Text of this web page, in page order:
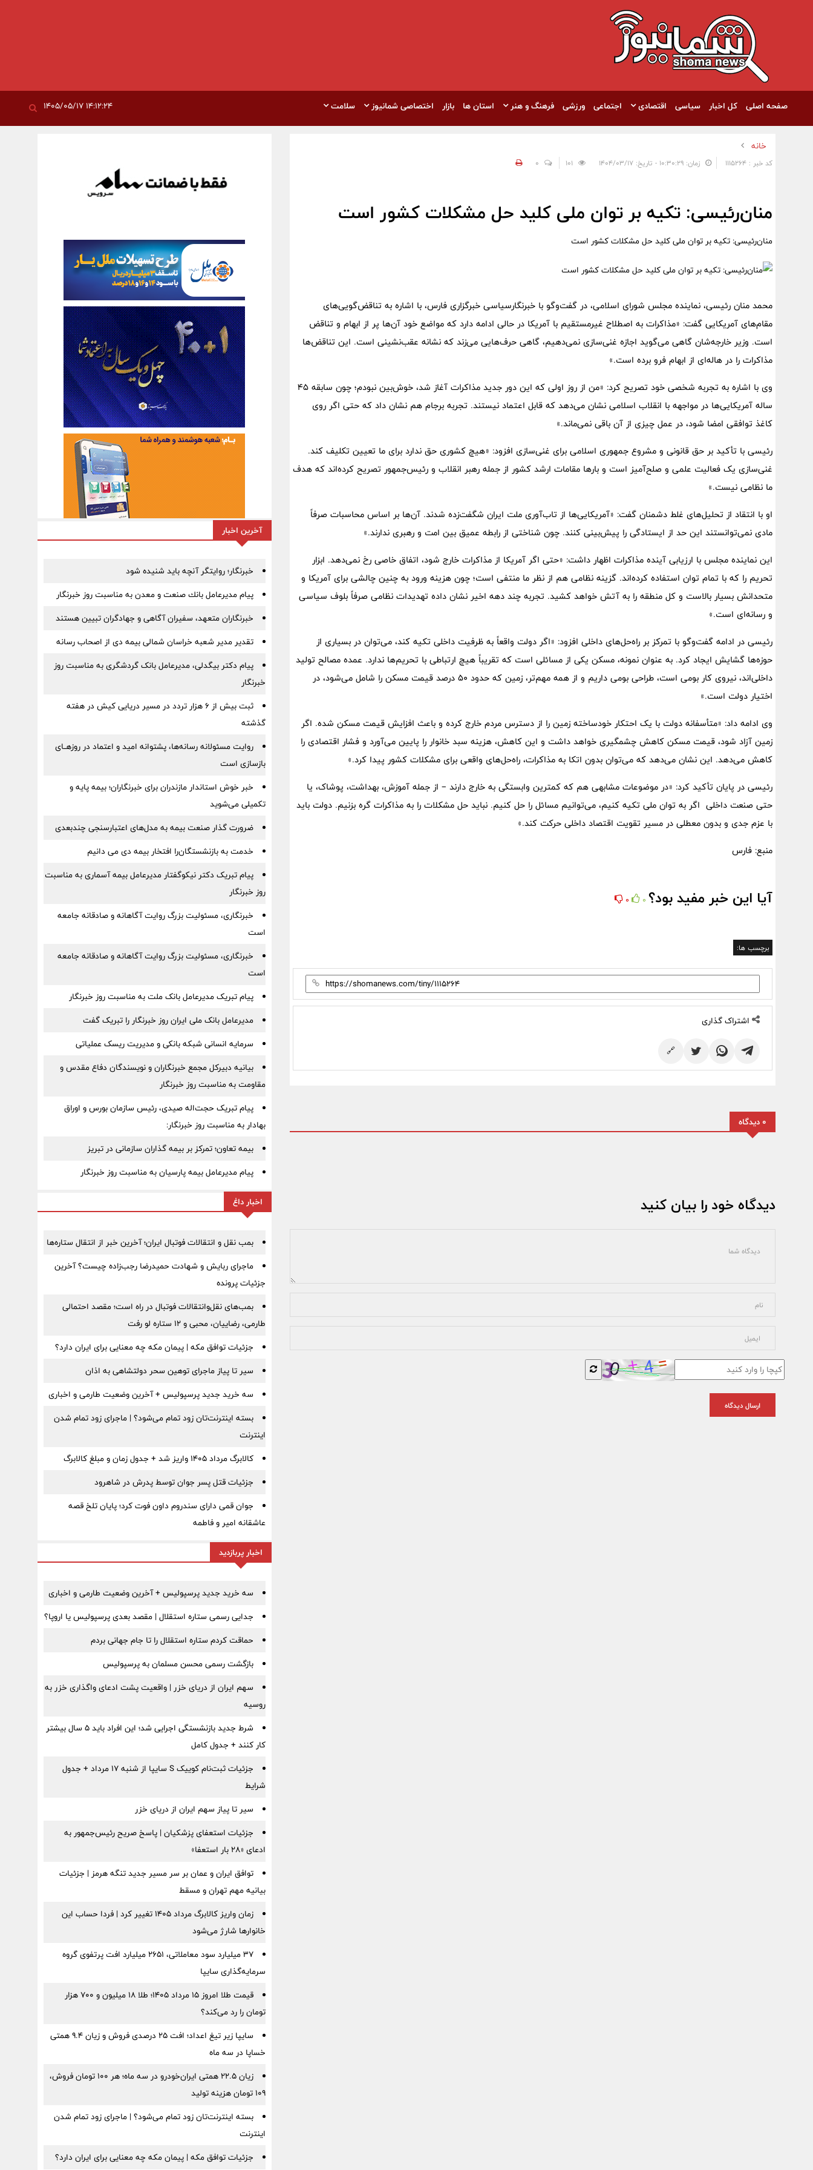
صفحه اصلی کل اخبار سیاسی اقتصادی اجتماعی ورزشی فرهنگ و هنر استان ها بازار اختصاصی شمانیوز سلامت
خانه
کد خبر : 1115264 زمان: ۱۰:۳۰:۲۹ - تاریخ: ۱۴۰۴/۰۳/۱۷ 0
منان‌رئیسی: تکیه بر توان ملی کلید حل مشکلات کشور است
منان‌رئیسی: تکیه بر توان ملی کلید حل مشکلات کشور است
محمد منان رئیسی، نماینده مجلس شورای اسلامی، در گفت‌وگو با خبرنگارسیاسی خبرگزاری فارس، با اشاره به تناقض‌گویی‌های
مقام‌های آمریکایی گفت: «مذاکرات به اصطلاح غیرمستقیم با آمریکا در حالی ادامه دارد که مواضع خود آن‌ها پر از ابهام و تناقض
است. وزیر خارجه‌شان گاهی می‌گوید اجازه غنی‌سازی نمی‌دهیم، گاهی حرف‌هایی می‌زند که نشانه عقب‌نشینی است. این تناقض‌ها
مذاکرات را در هاله‌ای از ابهام فرو برده است.»
وی با اشاره به تجربه شخصی خود تصریح کرد: «من از روز اولی که این دور جدید مذاکرات آغاز شد، خوش‌بین نبودم؛ چون سابقه ۴۵
ساله آمریکایی‌ها در مواجهه با انقلاب اسلامی نشان می‌دهد که قابل اعتماد نیستند. تجربه برجام هم نشان داد که حتی اگر روی
کاغذ توافقی امضا شود، در عمل چیزی از آن باقی نمی‌ماند.»
رئیسی با تأکید بر حق قانونی و مشروع جمهوری اسلامی برای غنی‌سازی افزود: «هیچ کشوری حق ندارد برای ما تعیین تکلیف کند.
غنی‌سازی یک فعالیت علمی و صلح‌آمیز است و بارها مقامات ارشد کشور از جمله رهبر انقلاب و رئیس‌جمهور تصریح کرده‌اند که هدف
ما نظامی نیست.»
او با انتقاد از تحلیل‌های غلط دشمنان گفت: «آمریکایی‌ها از تاب‌آوری ملت ایران شگفت‌زده شدند. آن‌ها بر اساس محاسبات صرفاً
مادی نمی‌توانستند این حد از ایستادگی را پیش‌بینی کنند. چون شناختی از رابطه عمیق بین امت و رهبری ندارند.»
این نماینده مجلس با ارزیابی آینده مذاکرات اظهار داشت: «حتی اگر آمریکا از مذاکرات خارج شود، اتفاق خاصی رخ نمی‌دهد. ابزار
تحریم را که با تمام توان استفاده کرده‌اند. گزینه نظامی هم از نظر ما منتفی است؛ چون هزینه ورود به چنین چالشی برای آمریکا و
متحدانش بسیار بالاست و کل منطقه را به آتش خواهد کشید. تجربه چند دهه اخیر نشان داده تهدیدات نظامی صرفاً بلوف سیاسی
و رسانه‌ای است.»
رئیسی در ادامه گفت‌وگو با تمرکز بر راه‌حل‌های داخلی افزود: «اگر دولت واقعاً به ظرفیت داخلی تکیه کند، می‌توان در بسیاری از
حوزه‌ها گشایش ایجاد کرد. به عنوان نمونه، مسکن یکی از مسائلی است که تقریباً هیچ ارتباطی با تحریم‌ها ندارد. عمده مصالح تولید
داخلی‌اند، نیروی کار بومی است، طراحی بومی داریم و از همه مهم‌تر، زمین که حدود ۵۰ درصد قیمت مسکن را شامل می‌شود، در
اختیار دولت است.»
وی ادامه داد: «متأسفانه دولت با یک احتکار خودساخته زمین را از دسترس مردم خارج کرده و باعث افزایش قیمت مسکن شده. اگر
زمین آزاد شود، قیمت مسکن کاهش چشمگیری خواهد داشت و این کاهش، هزینه سبد خانوار را پایین می‌آورد و فشار اقتصادی را
کاهش می‌دهد. این نشان می‌دهد که می‌توان بدون اتکا به مذاکرات، راه‌حل‌های واقعی برای مشکلات کشور پیدا کرد.»
رئیسی در پایان تأکید کرد: «در موضوعات مشابهی هم که کمترین وابستگی به خارج دارند – از جمله آموزش، بهداشت، پوشاک، یا
حتی صنعت داخلی اگر به توان ملی تکیه کنیم، می‌توانیم مسائل را حل کنیم. نباید حل مشکلات را به مذاکرات گره بزنیم. دولت باید
با عزم جدی و بدون معطلی در مسیر تقویت اقتصاد داخلی حرکت کند.»
منبع: فارس
آیا این خبر مفید بود؟ 0
0
برچسب ها:
اشتراک گذاری
🔗
0 دیدگاه
دیدگاه خود را بیان کنید
ارسال دیدگاه
آخرین اخبار
خبرنگار؛ روایتگر آنچه باید شنیده شود
پیام مدیرعامل بانك صنعت و معدن به مناسبت روز خبرنگار
خبرنگاران متعهد، سفیران آگاهی و جهادگران تبیین هستند
تقدیر مدیر شعبه خراسان شمالی بیمه دی از اصحاب رسانه
پیام دکتر بیگدلی، مدیرعامل بانک گردشگری به مناسبت روز
خبرنگار
ثبت بیش از ۶ هزار تردد در مسیر دریایی کیش در هفته
گذشته
روایت مسئولانه رسانه‌ها، پشتوانه امید و اعتماد در روزهــای
بازسازی است
خبر خوش استاندار مازندران برای خبرنگاران؛‌ بیمه پایه و
‌تکمیلی می‌شوید
ضرورت گذار صنعت بیمه به مدل‌های اعتبارسنجی چندبعدی
خدمت به بازنشستگان‌را افتخار بیمه دی می دانیم
پیام تبریک دکتر نیکوگفتار مدیرعامل بیمه آسماری به مناسبت
روز خبرنگار
خبرنگاری، مسئولیت بزرگ روایت آگاهانه و صادقانه جامعه
است
خبرنگاری، مسئولیت بزرگ روایت آگاهانه و صادقانه جامعه
است
پیام تبریک مدیرعامل بانک ملت به مناسبت روز خبرنگار
مدیرعامل بانک ملی ایران روز خبرنگار را تبریک گفت
سرمایه انسانی شبکه بانکی و مدیریت ریسک عملیاتی
بیانیه دبیرکل مجمع خبرنگاران و نویسندگان دفاع مقدس و
مقاومت به مناسبت روز خبرنگار
پیام تبریک حجت‌اله صیدی، رئیس سازمان بورس و اوراق
بهادار به مناسبت روز خبرنگار:
بیمه تعاون؛ تمرکز بر بیمه گذاران سازمانی در تبریز
پیام مدیرعامل بیمه پارسیان به مناسبت روز خبرنگار
اخبار داغ
بمب نقل‌ و انتقالات فوتبال ایران؛ آخرین خبر از انتقال ستاره‌ها
ماجرای ربایش و شهادت حمیدرضا رجب‌زاده چیست؟ آخرین
جزئیات پرونده
بمب‌های نقل‌وانتقالات فوتبال در راه است؛ مقصد احتمالی
طارمی، رضاییان، محبی و ۱۲ ستاره لو رفت
جزئیات توافق مکه | پیمان مکه چه معنایی برای ایران دارد؟
سیر تا پیاز ماجرای توهین سحر دولتشاهی به اذان
سه خرید جدید پرسپولیس + آخرین وضعیت طارمی و اخباری
بسته اینترنت‌تان زود تمام می‌شود؟ | ماجرای زود تمام شدن
اینترنت
کالابرگ مرداد ۱۴۰۵ واریز شد + جدول زمان و مبلغ کالابرگ
جزئیات قتل پسر جوان توسط پدرش در شاهرود
جوان قمی دارای سندروم داون فوت کرد؛ پایان تلخ قصه
عاشقانه امیر و فاطمه
اخبار پربازدید
سه خرید جدید پرسپولیس + آخرین وضعیت طارمی و اخباری
جدایی رسمی ستاره استقلال | مقصد بعدی پرسپولیس یا اروپا؟
حماقت کردم ستاره استقلال را تا جام جهانی بردم
بازگشت رسمی محسن مسلمان به پرسپولیس
سهم ایران از دریای خزر | واقعیت پشت ادعای واگذاری خزر به
روسیه
شرط جدید بازنشستگی اجرایی شد؛ این افراد باید ۵ سال بیشتر
کار کنند + جدول کامل
جزئیات ثبت‌نام کوییک S سایپا از شنبه ۱۷ مرداد + جدول
شرایط
سیر تا پیاز سهم ایران از دریای خزر
جزئیات استعفای پزشکیان | پاسخ صریح رئیس‌جمهور به
ادعای «۲۸ بار استعفا»
توافق ایران و عمان بر سر مسیر جدید تنگه هرمز | جزئیات
بیانیه مهم تهران و مسقط
زمان واریز کالابرگ مرداد ۱۴۰۵ تغییر کرد | فردا حساب این
خانوارها شارژ می‌شود
۳۷ میلیارد سود معاملاتی، ۲۶۵۱ میلیارد افت پرتفوی گروه
سرمایه‌گذاری سایپا
قیمت طلا امروز ۱۵ مرداد ۱۴۰۵؛ طلا ۱۸ میلیون و ۷۰۰ هزار
تومان را رد می‌کند؟
سایپا زیر تیغ اعداد؛ افت ۲۵ درصدی فروش و زیان ۹.۴ همتی
خساپا در سه ماه
زیان ۲۲.۵ همتی ایران‌خودرو در سه ماه؛ هر ۱۰۰ تومان فروش،
۱۰۹ تومان هزینه تولید
بسته اینترنت‌تان زود تمام می‌شود؟ | ماجرای زود تمام شدن
اینترنت
جزئیات توافق مکه | پیمان مکه چه معنایی برای ایران دارد؟